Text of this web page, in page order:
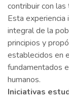
contribuir con
Esta experiencia
integral de la
principios y
establecidos en
fundamentados
humanos.
Iniciativas